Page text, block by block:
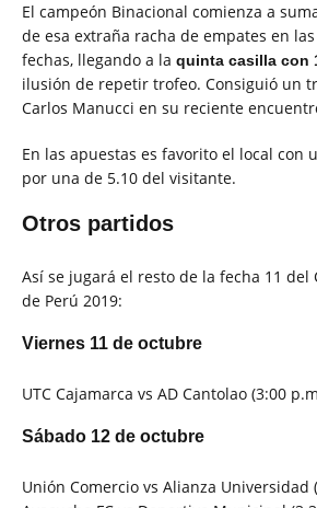
El campeón Binacional comienza a
de esa extraña racha de empates en
fechas, llegando a la quinta casilla con
ilusión de repetir trofeo. Consiguió un
Carlos Manucci en su reciente
En las apuestas es favorito el local con
por una de 5.10 del visitante.
Otros partidos
Así se jugará el resto de la fecha 11
de Perú 2019:
Viernes 11 de octubre
UTC Cajamarca vs AD Cantolao (3:00
Sábado 12 de octubre
Unión Comercio vs Alianza Universidad